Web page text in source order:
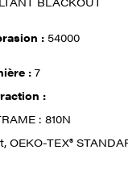
: 54000
:7
:
: 810N
OEKO-TEX®